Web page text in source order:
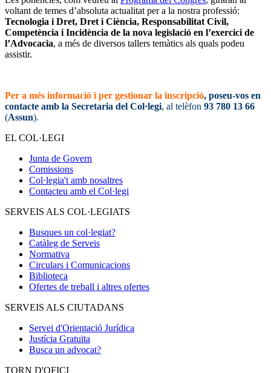
voltant de temes d’absoluta actualitat per a la nostra professió:
Tecnologia i Dret, Dret i Ciència, Responsabilitat Civil,
Competència i Incidència de la nova legislació en l’exercici de
l’Advocacia, a més de diversos tallers temàtics als quals podeu
assistir.
Per a més informació i per gestionar la inscripció, poseu-vos en
contacte amb la Secretaria del Col·legi, al telèfon 93 780 13 66
(Assun).
EL COL·LEGI
Junta de Govern
Comissions
Col·legia't amb nosaltres
Contacteu amb el Col·legi
SERVEIS ALS COL·LEGIATS
Busques un col·legiat?
Catàleg de Serveis
Normativa
Circulars i Comunicacions
Biblioteca
Ofertes de treball i altres ofertes
SERVEIS ALS CIUTADANS
Servei d'Orientació Jurídica
Justícia Gratuïta
Busca un advocat?
TORN D'OFICI